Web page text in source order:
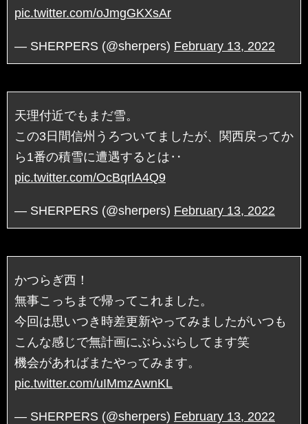
pic.twitter.com/oJmgGKXsAr
— SHERPERS (@sherpers) February 13, 2022
天理付近でもまだ雪。
この3日間信州うろついてましたが、関西戻ってか
ら1番の積雪に遭遇するとは‥
pic.twitter.com/OcBqrlA4Q9
— SHERPERS (@sherpers) February 13, 2022
かつらぎ西！
無事こっちまで帰ってこれました。
今回は思いつき時差更新やってみましたがいつも
こんな感じで無計画にぶらぶらしてます笑
機会があればまたやってみます。
pic.twitter.com/uIMmzAwnKL
— SHERPERS (@sherpers) February 13, 2022